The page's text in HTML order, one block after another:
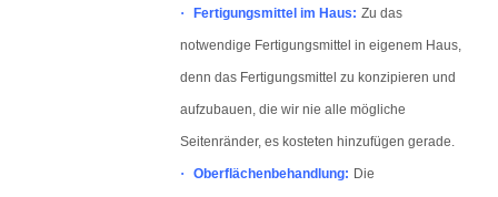
· Fertigungsmittel im Haus: Zu das
notwendige Fertigungsmittel in eigenem Haus,
denn das Fertigungsmittel zu konzipieren und
aufzubauen, die wir nie alle mögliche
Seitenränder, es kosteten hinzufügen gerade.
· Oberflächenbehandlung: Die